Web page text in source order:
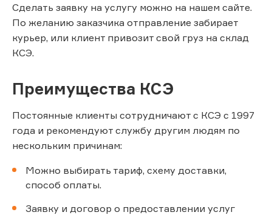
Сделать заявку на услугу можно на нашем сайте.
По желанию заказчика отправление забирает
курьер, или клиент привозит свой груз на склад
КСЭ.
Преимущества КСЭ
Постоянные клиенты сотрудничают с КСЭ с 1997
года и рекомендуют службу другим людям по
нескольким причинам:
Можно выбирать тариф, схему доставки,
способ оплаты.
Заявку и договор о предоставлении услуг